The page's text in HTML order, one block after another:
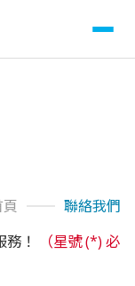
頁 聯絡我們
！
（星號 (*) 必